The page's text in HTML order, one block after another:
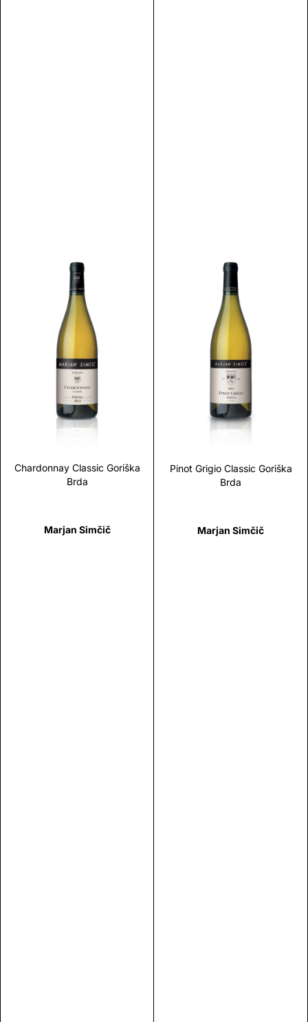
Chardonnay Classic Goriška
Brda
Marjan Simčič
Scopri
Pinot Grigio Classic Goriška
Brda
Marjan Simčič
Scopri